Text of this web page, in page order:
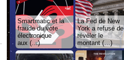
Smartmatic et la
fraude du vote
électronique
aux (…)
La Fed de New
York a refusé de
révéler le
montant (…)